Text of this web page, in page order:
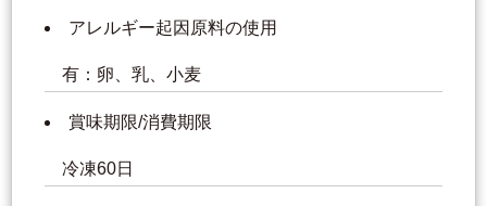
アレルギー起因原料の使用
有：卵、乳、小麦
賞味期限/消費期限
冷凍60日